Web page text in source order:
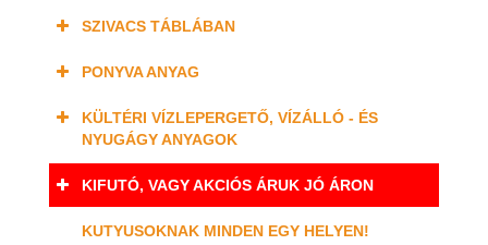
SZIVACS TÁBLÁBAN
PONYVA ANYAG
KÜLTÉRI VÍZLEPERGETŐ, VÍZÁLLÓ - ÉS
NYUGÁGY ANYAGOK
KIFUTÓ, VAGY AKCIÓS ÁRUK JÓ ÁRON
KUTYUSOKNAK MINDEN EGY HELYEN!